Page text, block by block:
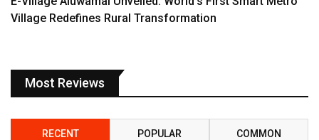
Village Redefines Rural Transformation
Most Reviews
RECENT POPULAR COMMON